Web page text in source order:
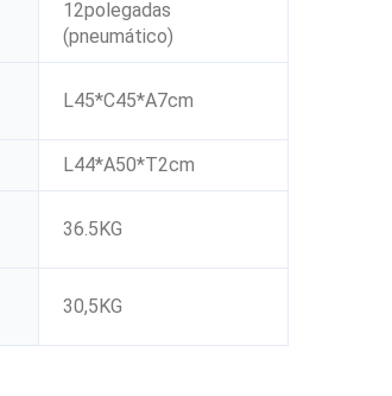
12polegadas
(pneumático)
L45*C45*A7cm
L44*A50*T2cm
36.5KG
30,5KG